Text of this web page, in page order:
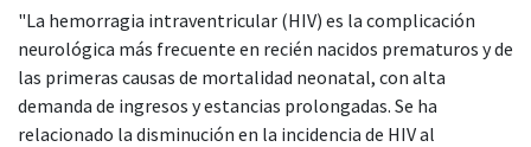
"La hemorragia intraventricular (HIV) es la complicación
neurológica más frecuente en recién nacidos prematuros y de
las primeras causas de mortalidad neonatal, con alta
demanda de ingresos y estancias prolongadas. Se ha
relacionado la disminución en la incidencia de HIV al